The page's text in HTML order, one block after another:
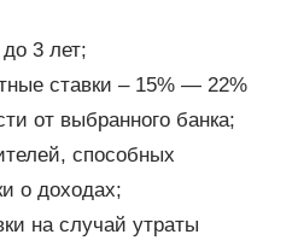
3 лет;
ставки – 15% — 22%
от выбранного банка;
способных
о доходах;
на случай утраты